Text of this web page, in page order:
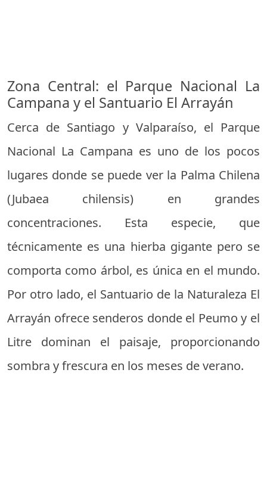
Zona Central: el Parque Nacional La
Campana y el Santuario El Arrayán
Cerca de Santiago y Valparaíso, el Parque
Nacional La Campana es uno de los pocos
lugares donde se puede ver la Palma Chilena
(Jubaea chilensis) en grandes
concentraciones. Esta especie, que
técnicamente es una hierba gigante pero se
comporta como árbol, es única en el mundo.
Por otro lado, el Santuario de la Naturaleza El
Arrayán ofrece senderos donde el Peumo y el
Litre dominan el paisaje, proporcionando
sombra y frescura en los meses de verano.